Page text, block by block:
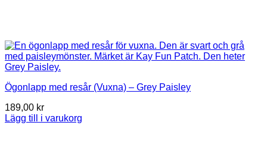
Ögonlapp med resår (Vuxna) – Grey Paisley
189,00 kr
Lägg till i varukorg